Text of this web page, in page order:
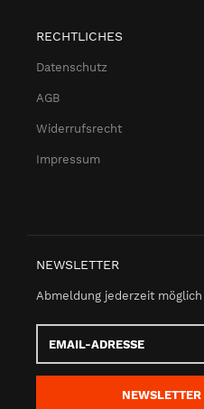
RECHTLICHES
Datenschutz
AGB
Widerrufsrecht
Impressum
NEWSLETTER
Abmeldung jederzeit möglich
Adresse
NEWSLETTER